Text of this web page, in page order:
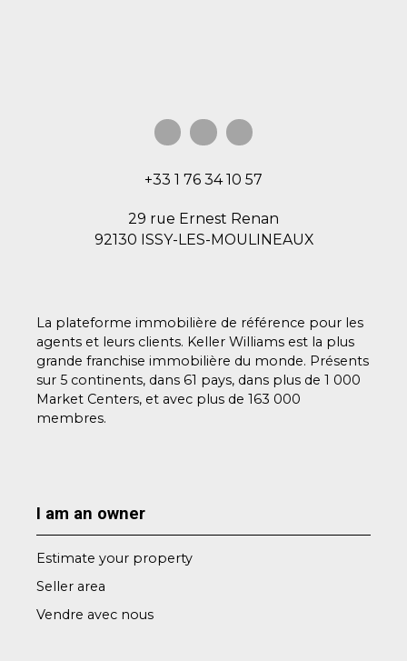
+33 1 76 34 10 57
29 rue Ernest Renan
92130 ISSY-LES-MOULINEAUX
La plateforme immobilière de référence pour les
agents et leurs clients. Keller Williams est la plus
grande franchise immobilière du monde. Présents
sur 5 continents, dans 61 pays, dans plus de 1 000
Market Centers, et avec plus de 163 000
membres.
I am an owner
Estimate your property
Seller area
Vendre avec nous